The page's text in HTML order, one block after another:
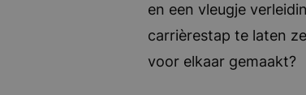
en een vleugje
carrièrestap te laten
voor elkaar gemaakt?